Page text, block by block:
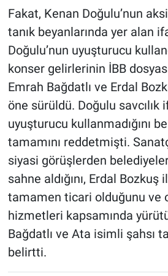
Fakat, Kenan Doğulu’nun
tanık beyanlarında yer alan
Doğulu’nun uyuşturucu
konser gelirlerinin İBB
Emrah Bağdatlı ve Erdal
öne sürüldü. Doğulu savcılık
uyuşturucu kullanmadığını
tamamını reddetmişti.
siyasi görüşlerden
sahne aldığını, Erdal
tamamen ticari olduğunu ve
hizmetleri kapsamında
Bağdatlı ve Ata isimli şahsı
belirtti.